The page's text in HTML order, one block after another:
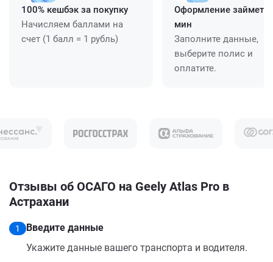
100% кешбэк за покупку
Начисляем баллами на
счет (1 балл = 1 рубль)
Оформление займет
мин
Заполните данные,
выберите полис и
оплатите.
Отзывы об ОСАГО на Geely Atlas Pro в
Астрахани
1
Введите данные
Укажите данные вашего транспорта и водителя.